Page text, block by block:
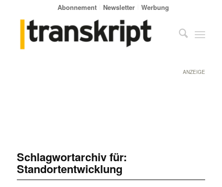
Abonnement Newsletter Werbung
ANZEIGE
Schlagwortarchiv für:
Standortentwicklung